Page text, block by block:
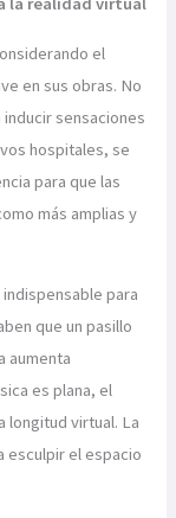
el
en sus obras. No
sensaciones
hospitales, se
para que las
más amplias y
para
que un pasillo
aumenta
es plana, el
longitud virtual. La
esculpir el espacio